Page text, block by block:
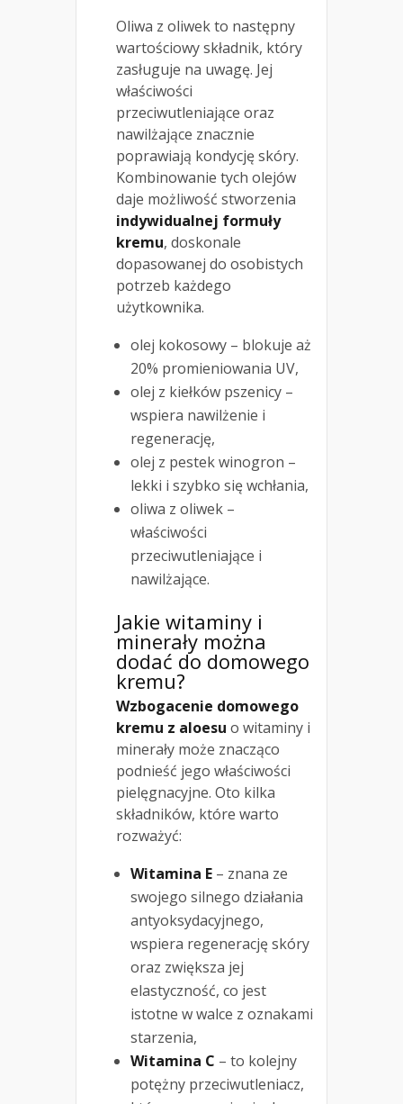
Oliwa z oliwek to następny
wartościowy składnik, który
zasługuje na uwagę. Jej
właściwości
przeciwutleniające oraz
nawilżające znacznie
poprawiają kondycję skóry.
Kombinowanie tych olejów
daje możliwość stworzenia
indywidualnej formuły
kremu, doskonale
dopasowanej do osobistych
potrzeb każdego
użytkownika.
olej kokosowy – blokuje aż
20% promieniowania UV,
olej z kiełków pszenicy –
wspiera nawilżenie i
regenerację,
olej z pestek winogron –
lekki i szybko się wchłania,
oliwa z oliwek –
właściwości
przeciwutleniające i
nawilżające.
Jakie witaminy i
minerały można
dodać do domowego
kremu?
Wzbogacenie domowego
kremu z aloesu o witaminy i
minerały może znacząco
podnieść jego właściwości
pielęgnacyjne. Oto kilka
składników, które warto
rozważyć:
Witamina E – znana ze
swojego silnego działania
antyoksydacyjnego,
wspiera regenerację skóry
oraz zwiększa jej
elastyczność, co jest
istotne w walce z oznakami
starzenia,
Witamina C – to kolejny
potężny przeciwutleniacz,